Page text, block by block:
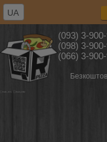
(093) 3-
(098) 3-
(066) 3-
UA